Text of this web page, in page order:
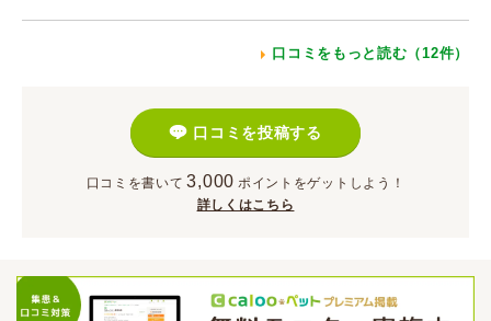
口コミをもっと読む（12件）
口コミを投稿する
口コミを書いて 3,000 ポイント をゲットしよう！
詳しくはこちら